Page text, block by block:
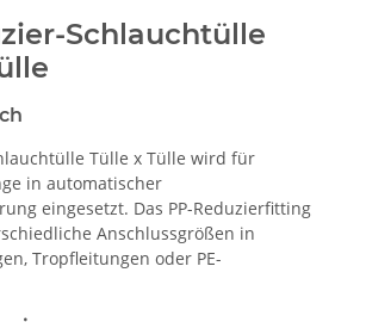
Schlauchtülle
Tülle x Tülle wird für
in automatischer
eingesetzt. Das PP-Reduzierfitting
Anschlussgrößen in
Tropfleitungen oder PE-